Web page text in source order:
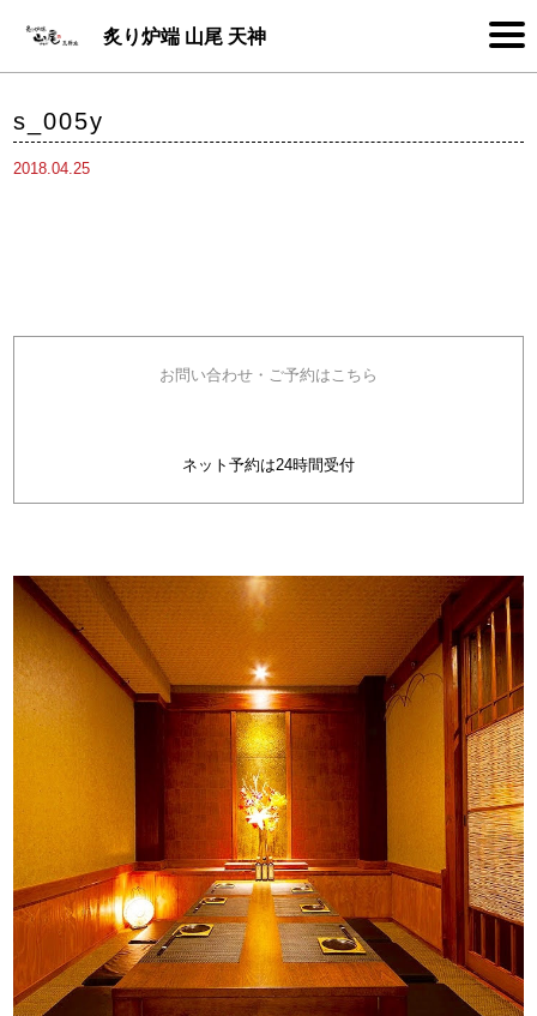
炙り炉端 山尾 天神
s_005y
2018.04.25
お問い合わせ・ご予約はこちら
ネット予約は24時間受付